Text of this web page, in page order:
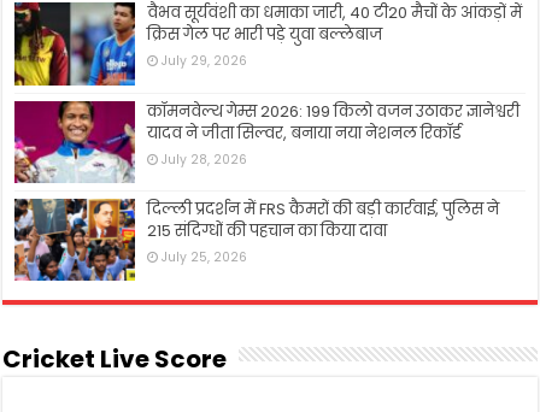
वैभव सूर्यवंशी का धमाका जारी, 40 टी20 मैचों के आंकड़ों में
क्रिस गेल पर भारी पड़े युवा बल्लेबाज
July 29, 2026
कॉमनवेल्थ गेम्स 2026: 199 किलो वजन उठाकर ज्ञानेश्वरी
यादव ने जीता सिल्वर, बनाया नया नेशनल रिकॉर्ड
July 28, 2026
दिल्ली प्रदर्शन में FRS कैमरों की बड़ी कार्रवाई, पुलिस ने
215 संदिग्धों की पहचान का किया दावा
July 25, 2026
Cricket Live Score